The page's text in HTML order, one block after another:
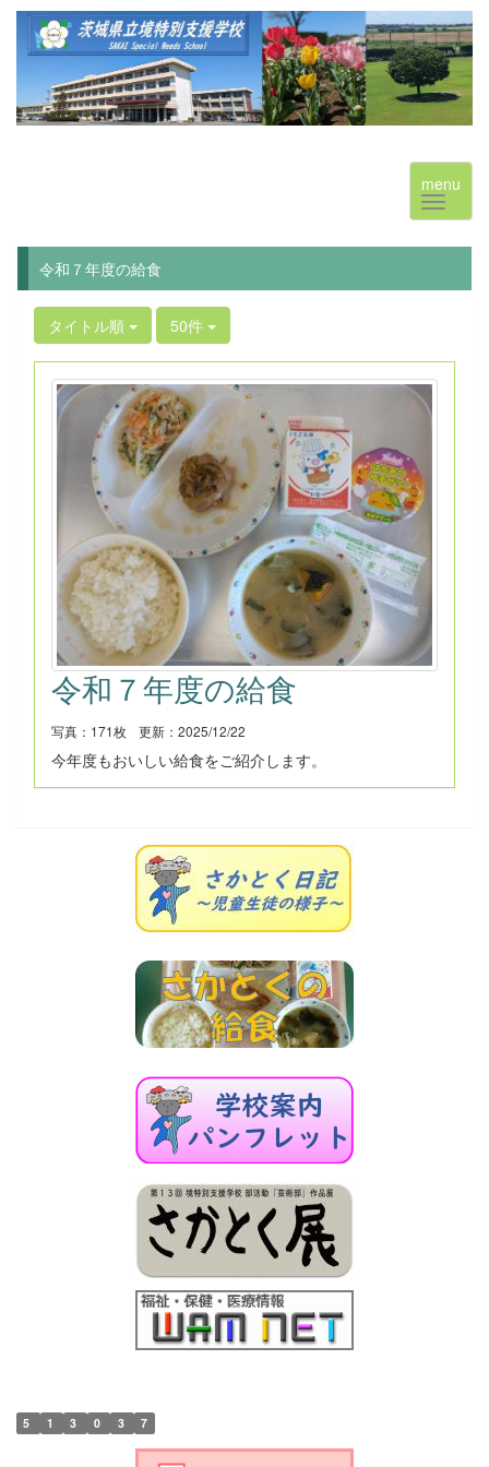
menu
令和７年度の給食
タイトル順 50件
令和７年度の給食
写真：171枚 更新：2025/12/22
今年度もおいしい給食をご紹介します。
5 1 3 0 3 7